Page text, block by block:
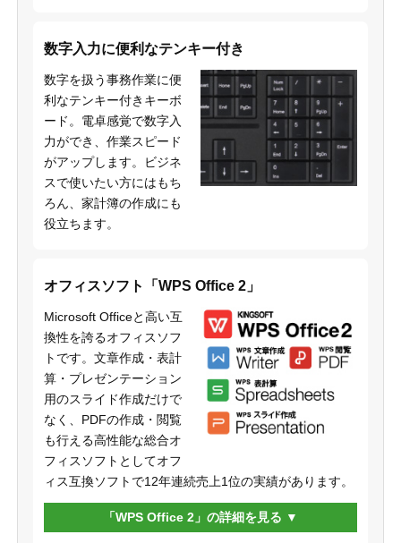
数字入力に便利なテンキー付き
数字を扱う事務作業に便
利なテンキー付きキーボ
ード。電卓感覚で数字入
力ができ、作業スピード
がアップします。ビジネ
スで使いたい方にはもち
ろん、家計簿の作成にも
役立ちます。
オフィスソフト「WPS Office 2」
Microsoft Officeと高い互
換性を誇るオフィスソフ
トです。文章作成・表計
算・プレゼンテーション
用のスライド作成だけで
なく、PDFの作成・閲覧
も行える高性能な総合オ
フィスソフトとしてオフ
ィス互換ソフトで12年連続売上1位の実績があります。
「WPS Office 2」の詳細を見る